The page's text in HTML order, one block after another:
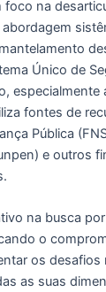
foco na
Único de
especialmente
fontes de
Pública
e outros
na busca
o
os desafios
as suas